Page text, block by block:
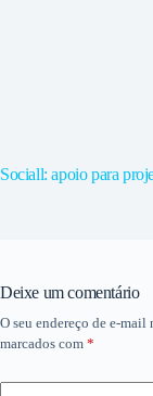
Sociall: apoio para
Deixe um comentário
O seu endereço de e-mail
marcados com *